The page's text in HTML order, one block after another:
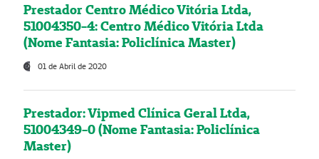
Prestador Centro Médico Vitória Ltda,
51004350-4: Centro Médico Vitória Ltda
(Nome Fantasia: Policlínica Master)
01 de Abril de 2020
Prestador: Vipmed Clínica Geral Ltda,
51004349-0 (Nome Fantasia: Policlínica
Master)